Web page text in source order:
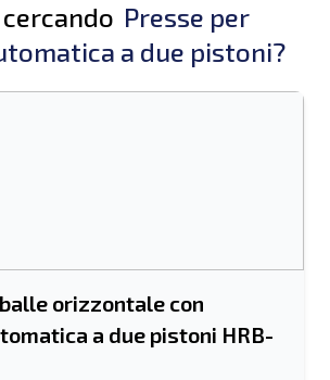
Presse per
a due pistoni?
orizzontale con
a due pistoni HRB-